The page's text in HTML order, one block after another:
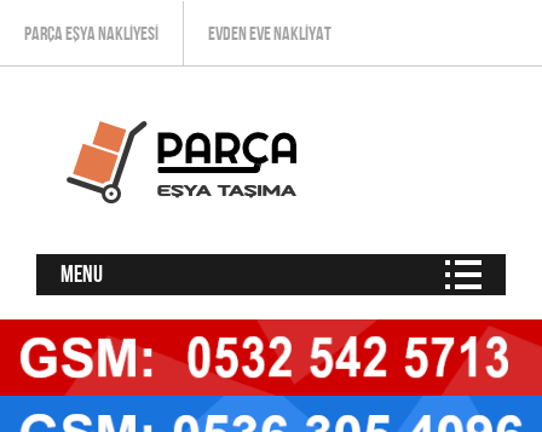
PARÇA EŞYA NAKLIYESI EVDEN EVE NAKLIYAT
Menu